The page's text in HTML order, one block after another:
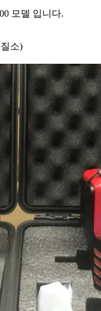
모델 입니다.
소)